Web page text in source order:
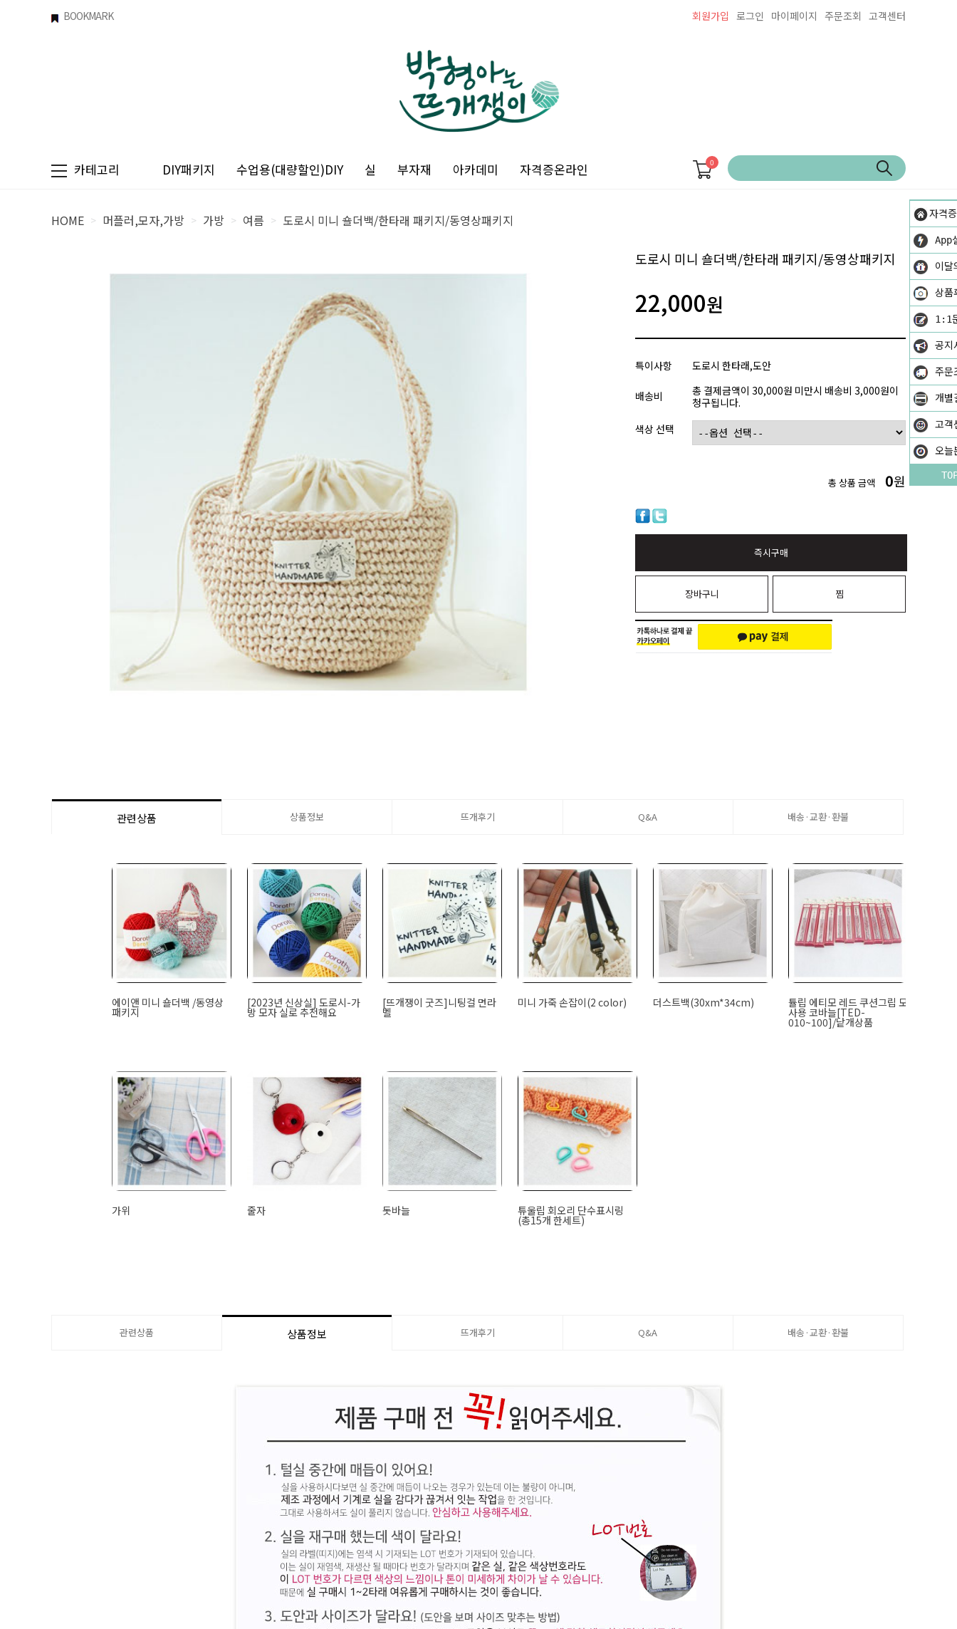
자격
App
이달
상품
1:1
공지
주문
개별
고객
오늘
BOOKMARK 회원가입 로그인 마이페이지 주문조회 고객센터
카테고리 DIY패키지 수업용(대량할인)DIY 실 부자재 아카데미 자격증온라인 0
HOME > 머플러,모자,가방 > 가방 > 여름 > 도로시 미니 숄더백/한타래 패키지/동영상패키지
도로시 미니 숄더백/한타래 패키지/동영상패키지
22,000원
특이사항 도로시 한타래,도안
배송비
총 결제금액이 30,000원 미만시 배송비 3,000원이
청구됩니다.
색상 선택
총 상품 금액 0원
즉시구매
장바구니 찜
관련상품 상품정보 뜨개후기 Q&A 배송·교환·환불
에이앤 미니 숄더백 /동영상
패키지
[2023년 신상실] 도로시-가
방 모자 실로 추천해요
[뜨개쟁이 굿즈]니팅걸 면라
벨
미니 가죽 손잡이(2 color) 더스트백(30xm*34cm) 튤립 에티모 레드 쿠션그립 모
사용 코바늘[TED-
010~100]/낱개상품
가위 줄자 돗바늘 튜울립 회오리 단수표시링
(총15개 한세트)
관련상품 상품정보 뜨개후기 Q&A 배송·교환·환불